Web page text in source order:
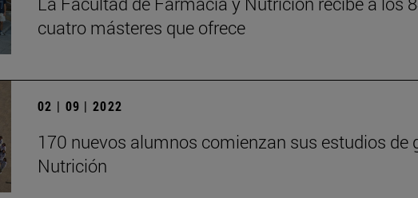
cuatro másteres que ofrece
02 | 09 | 2022
170 nuevos alumnos comienzan sus estudios de
Nutrición